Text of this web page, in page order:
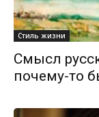
Стиль жизни
Смысл
почему-то